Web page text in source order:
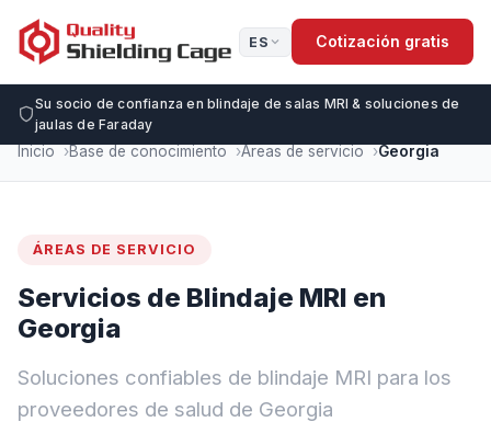
ES Cotización gratis
Su socio de confianza en blindaje de salas MRI & soluciones de
jaulas de Faraday
Inicio Base de conocimiento Áreas de servicio Georgia
ÁREAS DE SERVICIO
Servicios de Blindaje MRI en
Georgia
Soluciones confiables de blindaje MRI para los
proveedores de salud de Georgia